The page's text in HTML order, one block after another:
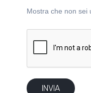
Mostra che non sei